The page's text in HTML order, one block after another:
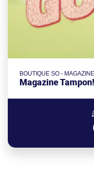
BOUTIQUE SO -
Magazine